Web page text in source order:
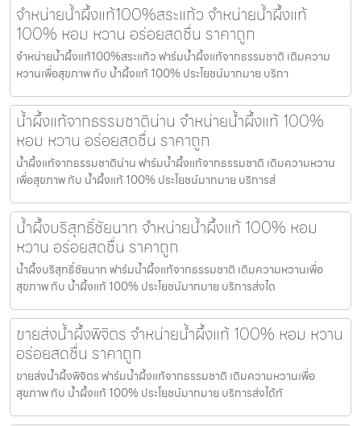
จำหน่ายน้ำผึ้งแท้100%สระแก้ว จำหน่ายน้ำผึ้งแท้
100% หอม หวาน อร่อยสดชื่น ราคาถูก
จำหน่ายน้ำผึ้งแท้100%สระแก้ว ฟาร์มน้ำผึ้งแท้จากธรรมชาติ เติมความ
หวานเพื่อสุขภาพ กับ น้ำผึ้งแท้ 100% ประโยชน์มากมาย บริกา
น้ำผึ้งแท้จากธรรมชาติน่าน จำหน่ายน้ำผึ้งแท้ 100%
หอม หวาน อร่อยสดชื่น ราคาถูก
น้ำผึ้งแท้จากธรรมชาติน่าน ฟาร์มน้ำผึ้งแท้จากธรรมชาติ เติมความหวาน
เพื่อสุขภาพ กับ น้ำผึ้งแท้ 100% ประโยชน์มากมาย บริการส่
น้ำผึ้งบริสุทธิ์ชัยนาท จำหน่ายน้ำผึ้งแท้ 100% หอม
หวาน อร่อยสดชื่น ราคาถูก
น้ำผึ้งบริสุทธิ์ชัยนาท ฟาร์มน้ำผึ้งแท้จากธรรมชาติ เติมความหวานเพื่อ
สุขภาพ กับ น้ำผึ้งแท้ 100% ประโยชน์มากมาย บริการส่งได
ขายส่งน้ำผึ้งพิจิตร จำหน่ายน้ำผึ้งแท้ 100% หอม หวาน
อร่อยสดชื่น ราคาถูก
ขายส่งน้ำผึ้งพิจิตร ฟาร์มน้ำผึ้งแท้จากธรรมชาติ เติมความหวานเพื่อ
สุขภาพ กับ น้ำผึ้งแท้ 100% ประโยชน์มากมาย บริการส่งได้ทั